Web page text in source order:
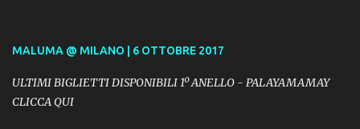
MALUMA @ MILANO | 6 OTTOBRE 2017
ULTIMI BIGLIETTI DISPONIBILI 1º ANELLO - PALAYAMAMAY
CLICCA QUI